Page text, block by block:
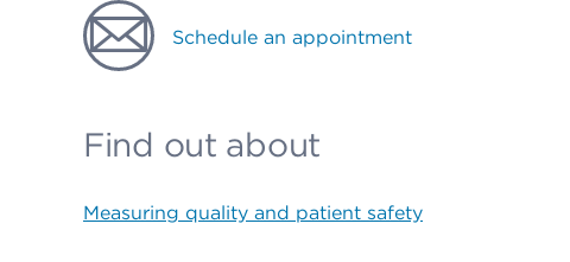
Schedule an appointment
Find out about
Measuring quality and patient safety